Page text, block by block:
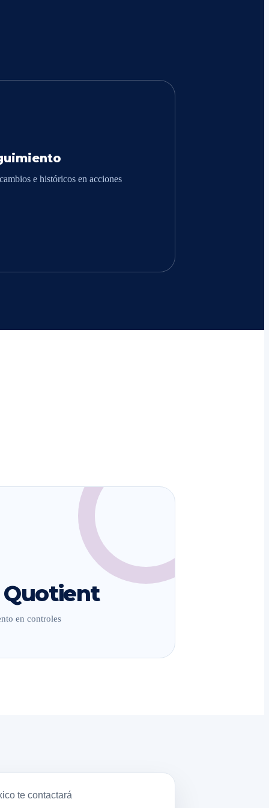
e históricos en acciones
Quotient
en controles